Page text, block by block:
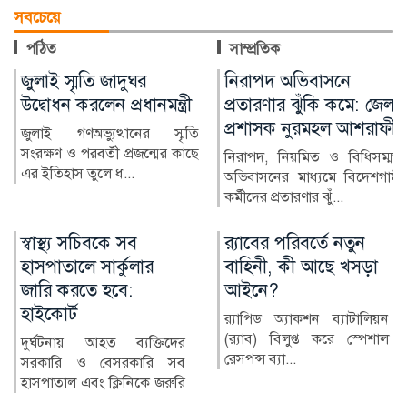
সবচেয়ে
পঠিত সাম্প্রতিক
স্মৃতি
কাছে
নিরাপদ অভিবাসনে
প্রতারণার ঝুঁকি কমে: জেলা
প্রশাসক নুরমহল আশরাফী
নিরাপদ, নিয়মিত ও বিধিসম্মত
অভিবাসনের মাধ্যমে বিদেশগামী
বোয়ালমারীতে
নিয়মবহির্ভূতভাবে
বিদ্যালয়ের মালামাল
বিক্রির অভিযোগ
ফরিদপুরের
উপজেলার গোহাইলবাড়ী
সব
র‍্যাবের পরিবর্তে নতুন
বাহিনী, কী আছে খসড়া
আইনে?
র‍্যাপিড অ্যাকশন ব্যাটালিয়ন
(র‍্যাব) বিলুপ্ত করে স্পেশাল
রেসপন্স ব্যা...
নোয়াখালীতে জিও
প্রকল্পে অনিয়মের
অভিযোগ,
মানববন্ধন
নোয়াখালীর সুবর্ণচর
পূর্ব চরবাটা ইউনিয়নের